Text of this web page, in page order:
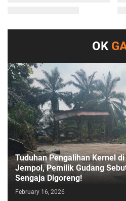
OK
Tuduhan Pengalihan Kernel
Jempol, Pemilik Gudang
Sengaja Digoreng!
February 16, 2026